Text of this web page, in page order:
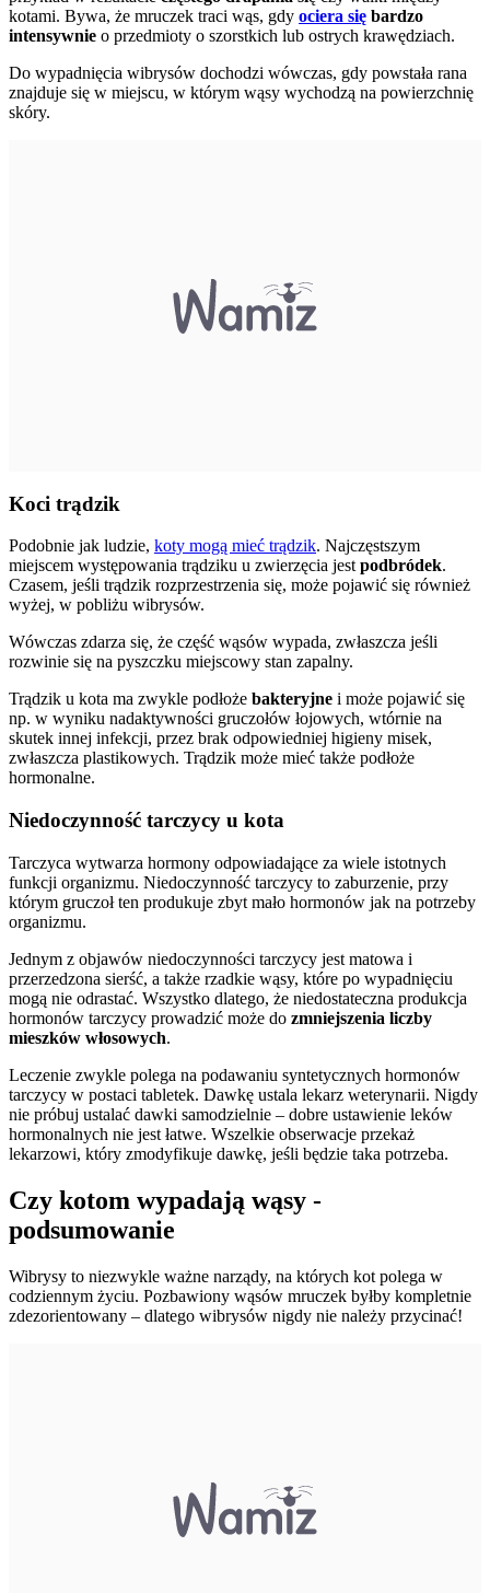
kotami. Bywa, że mruczek traci wąs, gdy ociera się bardzo
intensywnie o przedmioty o szorstkich lub ostrych krawędziach.
Do wypadnięcia wibrysów dochodzi wówczas, gdy powstała rana
znajduje się w miejscu, w którym wąsy wychodzą na powierzchnię
skóry.
Koci trądzik
Podobnie jak ludzie, koty mogą mieć trądzik. Najczęstszym
miejscem występowania trądziku u zwierzęcia jest podbródek.
Czasem, jeśli trądzik rozprzestrzenia się, może pojawić się również
wyżej, w pobliżu wibrysów.
Wówczas zdarza się, że część wąsów wypada, zwłaszcza jeśli
rozwinie się na pyszczku miejscowy stan zapalny.
Trądzik u kota ma zwykle podłoże bakteryjne i może pojawić się
np. w wyniku nadaktywności gruczołów łojowych, wtórnie na
skutek innej infekcji, przez brak odpowiedniej higieny misek,
zwłaszcza plastikowych. Trądzik może mieć także podłoże
hormonalne.
Niedoczynność tarczycy u kota
Tarczyca wytwarza hormony odpowiadające za wiele istotnych
funkcji organizmu. Niedoczynność tarczycy to zaburzenie, przy
którym gruczoł ten produkuje zbyt mało hormonów jak na potrzeby
organizmu.
Jednym z objawów niedoczynności tarczycy jest matowa i
przerzedzona sierść, a także rzadkie wąsy, które po wypadnięciu
mogą nie odrastać. Wszystko dlatego, że niedostateczna produkcja
hormonów tarczycy prowadzić może do zmniejszenia liczby
mieszków włosowych.
Leczenie zwykle polega na podawaniu syntetycznych hormonów
tarczycy w postaci tabletek. Dawkę ustala lekarz weterynarii. Nigdy
nie próbuj ustalać dawki samodzielnie – dobre ustawienie leków
hormonalnych nie jest łatwe. Wszelkie obserwacje przekaż
lekarzowi, który zmodyfikuje dawkę, jeśli będzie taka potrzeba.
Czy kotom wypadają wąsy -
podsumowanie
Wibrysy to niezwykle ważne narządy, na których kot polega w
codziennym życiu. Pozbawiony wąsów mruczek byłby kompletnie
zdezorientowany – dlatego wibrysów nigdy nie należy przycinać!